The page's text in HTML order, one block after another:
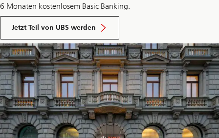
6 Monaten kostenlosem Basic Banking.
Jetzt Teil von UBS werden